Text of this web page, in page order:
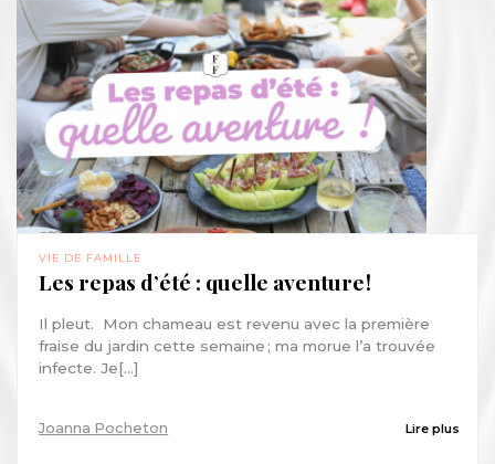
VIE DE FAMILLE
Les repas d’été : quelle aventure !
Il pleut. Mon chameau est revenu avec la première
fraise du jardin cette semaine ; ma morue l’a trouvée
infecte. Je[...]
Joanna Pocheton Lire plus